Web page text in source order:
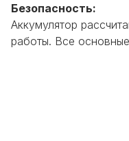
Безопасность:
Аккумулятор
работы. Все